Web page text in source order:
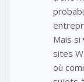
Mais si
sites
où